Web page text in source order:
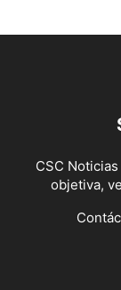
CSC
objetiva,